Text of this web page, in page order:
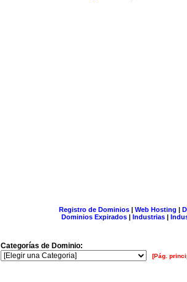
Registro de Dominios| Web Hosting |
Dominios Expirados | Industrias |
Categorías de Dominio:
[Pág.